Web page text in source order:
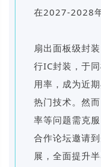
在2027-2028年
扇出面板级封
行IC封装，于
用率，成为近
热门技术。然
率等问题需克
合作论坛邀请
展，全面提升